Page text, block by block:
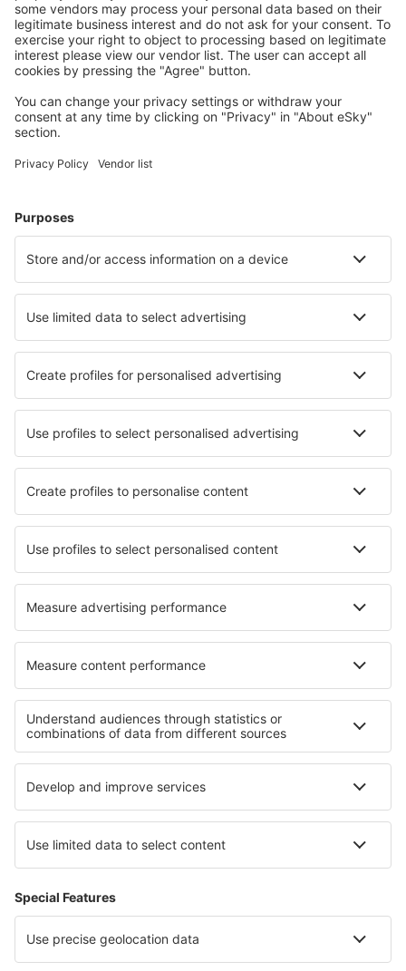
Planlæg din rejse
Billige flybilletter
Storbyferie
Fly+Hotel
Hoteller
Parkering
Lufthavnstransport
Seværdigheder
Sportsbegivenheder
Lær mere
Mobilapp
Flyselskaber
Ryanair
DAT Danish Air
SAS
Norwegian
Lufthansa
Om eSky
Handelsbetingelser
Mine bookinger
Persondatapolitik
Support og kontakt
Lande
Internationale websteder